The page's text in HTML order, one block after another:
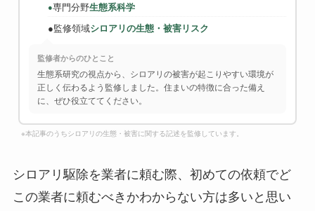
●専門分野生態系科学
●監修領域シロアリの生態・被害リスク
監修者からのひとこと
生態系研究の視点から、シロアリの被害が起こりやすい環境が
正しく伝わるよう監修しました。住まいの特徴に合った備え
に、ぜひ役立ててください。
※本記事のうちシロアリの生態・被害に関する記述を監修しています。
シロアリ駆除を業者に頼む際、初めての依頼でど
この業者に頼むべきかわからない方は多いと思い